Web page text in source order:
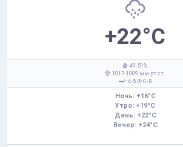
+22°C
: 49-51%
: 1017-1009 мм рт.ст.
: 4-5,
С-В
Ночь: +16°C
Утро: +19°C
День: +22°C
Вечер: +24°C